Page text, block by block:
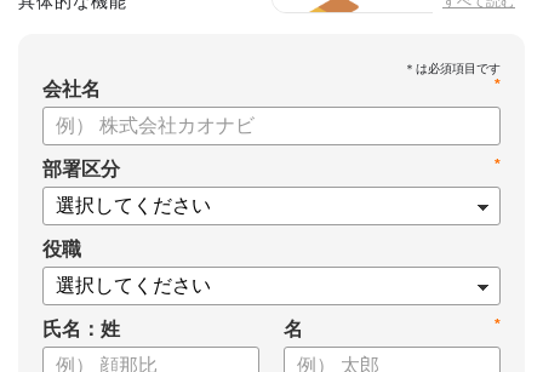
*
会社名
*
部署区分
役職
氏名：姓 *
名